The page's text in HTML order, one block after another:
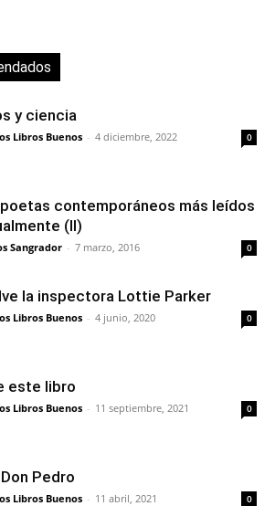
y ciencia
Libros Buenos - 4 diciembre, 2022 0
contemporáneos más leídos
(II)
Sangrador - 7 marzo, 2016 0
la inspectora Lottie Parker
Libros Buenos - 4 junio, 2020 0
este libro
Libros Buenos - 11 septiembre, 2021 0
Pedro
Libros Buenos - 11 abril, 2021 0